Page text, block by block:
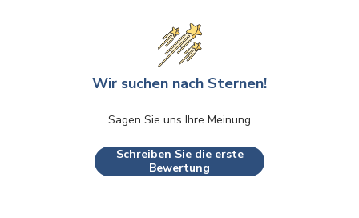
Wir suchen nach Sternen!
Sagen Sie uns Ihre Meinung
Schreiben Sie die erste
Bewertung